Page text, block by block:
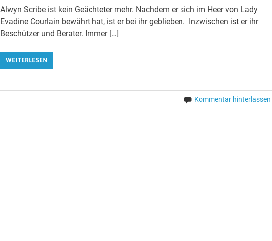
Alwyn Scribe ist kein Geächteter mehr. Nachdem er sich im Heer von Lady
Evadine Courlain bewährt hat, ist er bei ihr geblieben. Inzwischen ist er ihr
Beschützer und Berater. Immer […]
WEITERLESEN
Kommentar hinterlassen